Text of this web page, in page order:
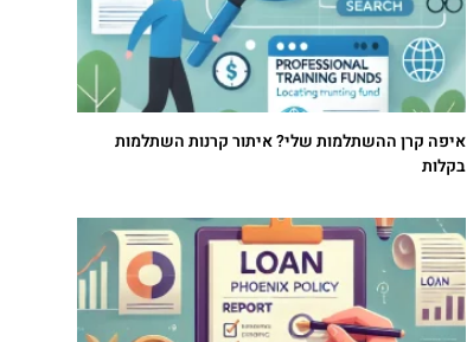
איפה קרן ההשתלמות שלי? איתור קרנות השתלמות
בקלות